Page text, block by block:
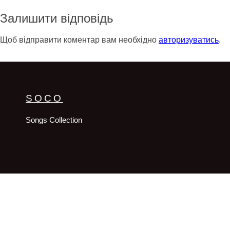
Залишити відповідь
Щоб відправити коментар вам необхідно авторизуватись.
SOCO
Songs Collection